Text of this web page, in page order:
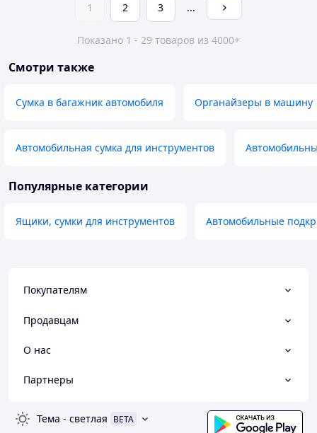
1 2 3 ...
Показано 1 - 29 товаров из 4000+
Смотри также
Сумка в багажник автомобиля Органайзеры в машину
Автомобильная сумка для инструментов
Популярные категории
Ящики, сумки для инструментов Автомобильные
Покупателям
Продавцам
О нас
Партнеры
Тема - светлая BETA